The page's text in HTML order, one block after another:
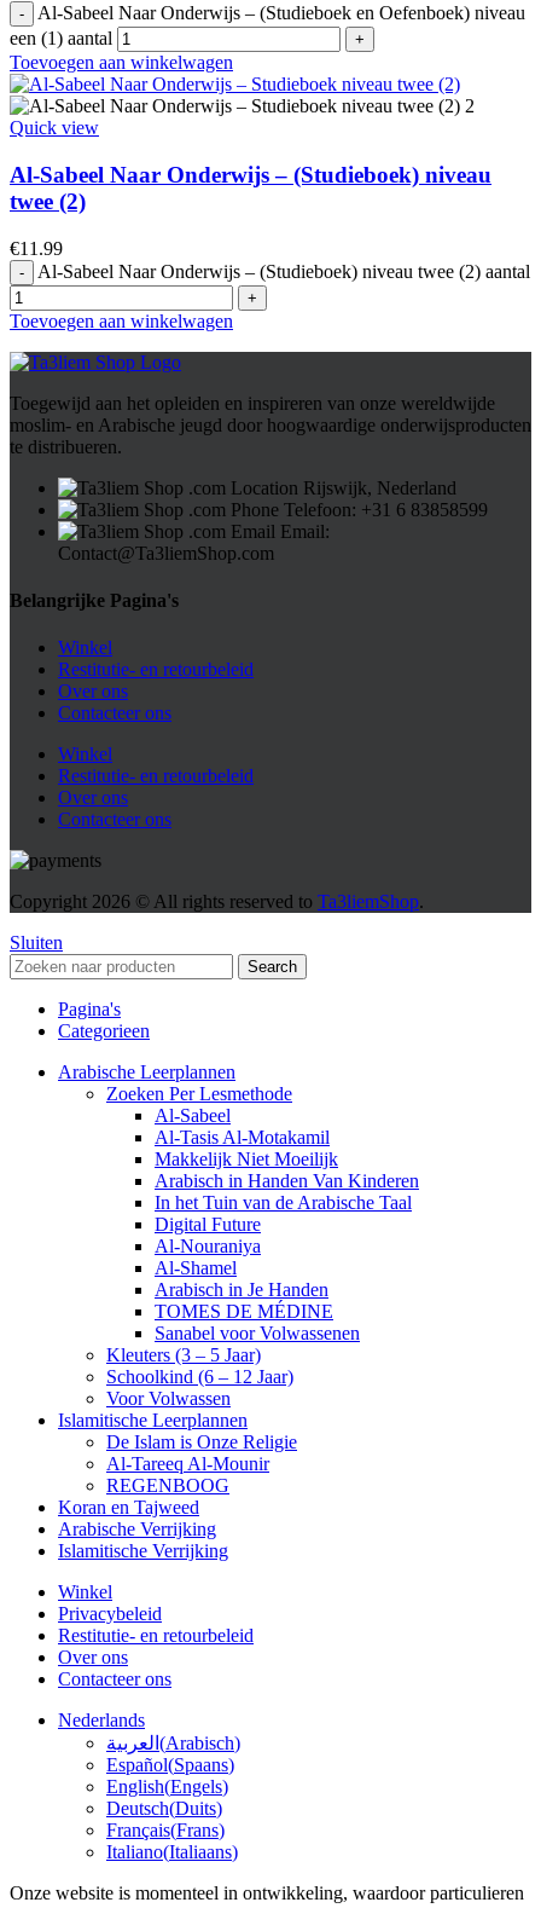
Al-Sabeel Naar Onderwijs – (Studieboek en Oefenboek) niveau
een (1) aantal
Toevoegen aan winkelwagen
Quick view
Al-Sabeel Naar Onderwijs – (Studieboek) niveau
twee (2)
€11.99
Al-Sabeel Naar Onderwijs – (Studieboek) niveau twee (2) aantal
Toevoegen aan winkelwagen
Toegewijd aan het opleiden en inspireren van onze wereldwijde
moslim- en Arabische jeugd door hoogwaardige onderwijsproducten
te distribueren.
Rijswijk, Nederland
Telefoon: ⁦+31 6 83858599⁩
Email:
Contact@Ta3liemShop.com
Belangrijke Pagina's
Winkel
Restitutie- en retourbeleid
Over ons
Contacteer ons
Winkel
Restitutie- en retourbeleid
Over ons
Contacteer ons
Copyright 2026 © All rights reserved to Ta3liemShop.
Sluiten
Search
Pagina's
Categorieen
Arabische Leerplannen
Zoeken Per Lesmethode
Al-Sabeel
Al-Tasis Al-Motakamil
Makkelijk Niet Moeilijk
Arabisch in Handen Van Kinderen
In het Tuin van de Arabische Taal
Digital Future
Al-Nouraniya
Al-Shamel
Arabisch in Je Handen
TOMES DE MÉDINE
Sanabel voor Volwassenen
Kleuters (3 – 5 Jaar)
Schoolkind (6 – 12 Jaar)
Voor Volwassen
Islamitische Leerplannen
De Islam is Onze Religie
Al-Tareeq Al-Mounir
REGENBOOG
Koran en Tajweed
Arabische Verrijking
Islamitische Verrijking
Winkel
Privacybeleid
Restitutie- en retourbeleid
Over ons
Contacteer ons
Nederlands
العربية (Arabisch)
Español(Spaans)
English(Engels)
Deutsch(Duits)
Français(Frans)
Italiano(Italiaans)
Onze website is momenteel in ontwikkeling, waardoor particulieren